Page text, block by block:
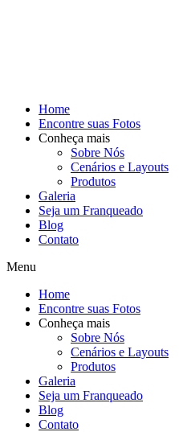
Home
Encontre suas Fotos
Conheça mais
Sobre Nós
Cenários e Layouts
Produtos
Galeria
Seja um Franqueado
Blog
Contato
Menu
Home
Encontre suas Fotos
Conheça mais
Sobre Nós
Cenários e Layouts
Produtos
Galeria
Seja um Franqueado
Blog
Contato